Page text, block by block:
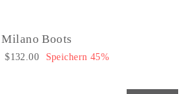
Milano Boots
Sonderpreis
$132.00 Speichern 45%